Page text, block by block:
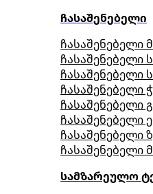
ჩასაშენებელი
ჩასაშენებელი
ჩასაშენებელი
ჩასაშენებელი
ჩასაშენებელი
ჩასაშენებელი
ჩასაშენებელი
სამზარეულო